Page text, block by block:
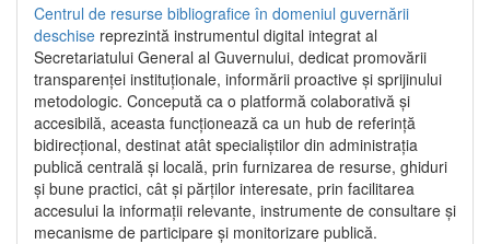
Centrul de resurse bibliografice în domeniul guvernării
deschise reprezintă instrumentul digital integrat al
Secretariatului General al Guvernului, dedicat promovării
transparenței instituționale, informării proactive și sprijinului
metodologic. Concepută ca o platformă colaborativă și
accesibilă, aceasta funcționează ca un hub de referință
bidirecțional, destinat atât specialiștilor din administrația
publică centrală și locală, prin furnizarea de resurse, ghiduri
și bune practici, cât și părților interesate, prin facilitarea
accesului la informații relevante, instrumente de consultare și
mecanisme de participare și monitorizare publică.